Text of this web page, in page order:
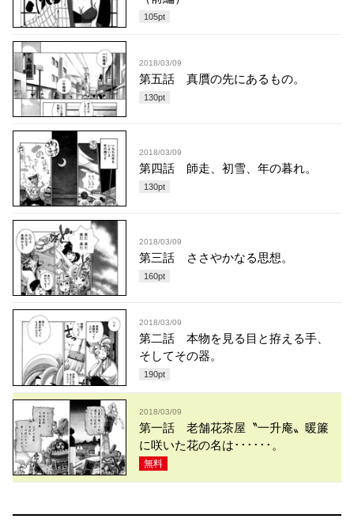
105pt
2018/03/09
第五話 真贋の先にあるもの。
130pt
2018/03/09
第四話 師走、初雪、年の暮れ。
130pt
2018/03/09
第三話 ささやかなる思想。
160pt
2018/03/09
第二話 本物を見る目と拵える手、
そしてその器。
190pt
2018/03/09
第一話 老舗花茶屋〝一升庵〟暖簾
に咲いた花の名は･･････。
無料